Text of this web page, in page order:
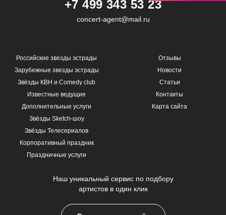
+7 499 343 53 23
concert-agent@mail.ru
Российские звезды эстрады
Зарубежные звезды эстрады
Звёзды КВН и Comedy club
Известные ведущие
Дополнительные услуги
Звёзды Sketch-шоу
Звёзды Телесериалов
Корпоративный праздник
Праздничные услуги
Отзывы
Новости
Статьи
Контакты
Карта сайта
Наш уникальный сервис по подбору
артистов в один клик